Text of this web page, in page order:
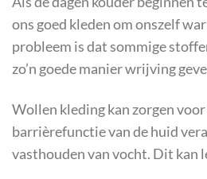
ons goed kleden om onszelf
probleem is dat sommige
zo’n goede manier wrijving
Wollen kleding kan zorgen
barrièrefunctie van de huid
vasthouden van vocht. Dit kan